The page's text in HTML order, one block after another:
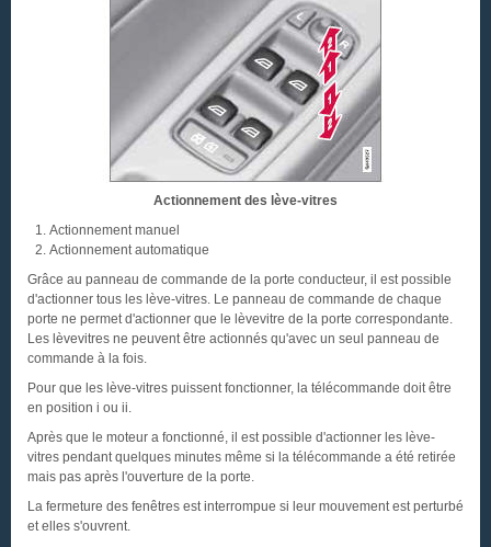
Actionnement des lève-vitres
Actionnement manuel
Actionnement automatique
Grâce au panneau de commande de la porte conducteur, il est possible
d'actionner tous les lève-vitres. Le panneau de commande de chaque
porte ne permet d'actionner que le lèvevitre de la porte correspondante.
Les lèvevitres ne peuvent être actionnés qu'avec un seul panneau de
commande à la fois.
Pour que les lève-vitres puissent fonctionner, la télécommande doit être
en position i ou ii.
Après que le moteur a fonctionné, il est possible d'actionner les lève-
vitres pendant quelques minutes même si la télécommande a été retirée
mais pas après l'ouverture de la porte.
La fermeture des fenêtres est interrompue si leur mouvement est perturbé
et elles s'ouvrent.